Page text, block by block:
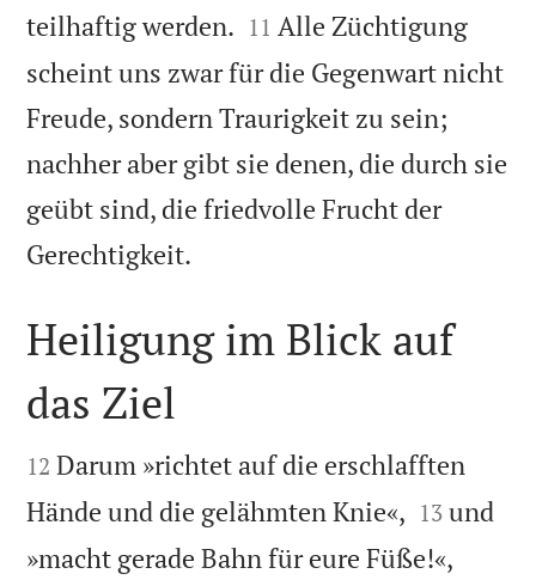
teilhaftig werden. 

11 Alle Züchtigung
scheint uns zwar für die Gegenwart nicht
Freude, sondern Traurigkeit zu sein;
nachher aber gibt sie denen, die durch sie
geübt sind, die friedvolle Frucht der
Gerechtigkeit.

Heiligung im Blick auf
das Ziel

12 Darum »richtet auf die erschlafften
Hände und die gelähmten Knie«, 

13 und
»macht gerade Bahn für eure Füße!«,